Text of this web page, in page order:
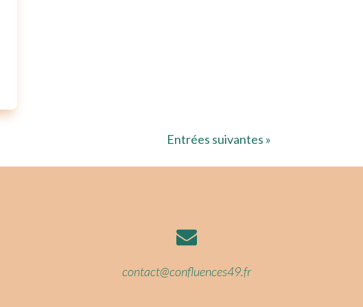
Entrées suivantes »

contact@confluences49.fr